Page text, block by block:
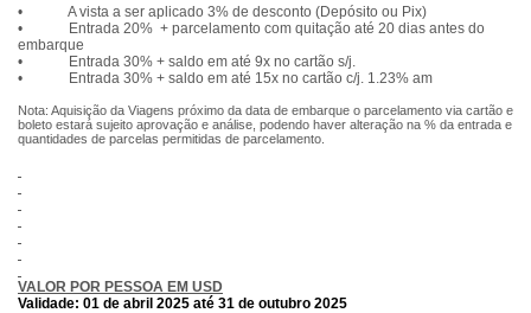
• A vista a ser aplicado 3% de desconto (Depósito ou Pix)
• Entrada 20% + parcelamento com quitação até 20 dias antes do
embarque
• Entrada 30% + saldo em até 9x no cartão s/j.
• Entrada 30% + saldo em até 15x no cartão c/j. 1.23% am
Nota: Aquisição da Viagens próximo da data de embarque o parcelamento via cartão e
boleto estará sujeito aprovação e análise, podendo haver alteração na % da entrada e
quantidades de parcelas permitidas de parcelamento.
VALOR POR PESSOA EM USD
Validade: 01 de abril 2025 até 31 de outubro 2025